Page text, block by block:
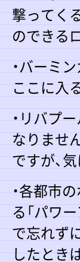
撃ってく
のできる
・バーミ
ここに入
・リバプ
なりませ
ですが、
・各都市
る「パワ
で忘れず
したとき